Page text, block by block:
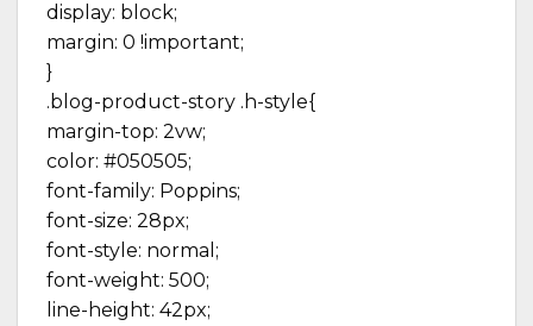
display: block;
margin: 0 !important;
}
.blog-product-story .h-style{
margin-top: 2vw;
color: #050505;
font-family: Poppins;
font-size: 28px;
font-style: normal;
font-weight: 500;
line-height: 42px;